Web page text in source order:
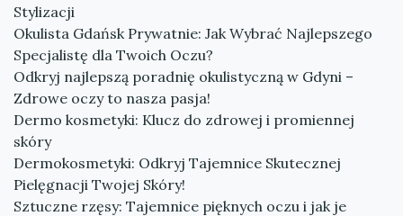
Stylizacji
Okulista Gdańsk Prywatnie: Jak Wybrać Najlepszego
Specjalistę dla Twoich Oczu?
Odkryj najlepszą poradnię okulistyczną w Gdyni –
Zdrowe oczy to nasza pasja!
Dermo kosmetyki: Klucz do zdrowej i promiennej
skóry
Dermokosmetyki: Odkryj Tajemnice Skutecznej
Pielęgnacji Twojej Skóry!
Sztuczne rzęsy: Tajemnice pięknych oczu i jak je